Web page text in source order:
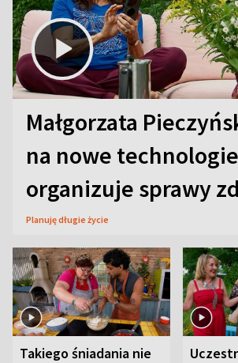
Małgorzata
na nowe
organizuje sprawy
Planuję długie życie
Takiego śniadania nie